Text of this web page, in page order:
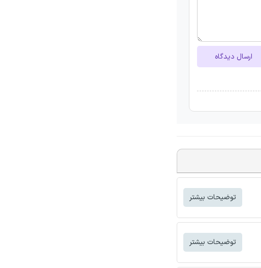
ارسال دیدگاه
توضیحات بیشتر
توضیحات بیشتر